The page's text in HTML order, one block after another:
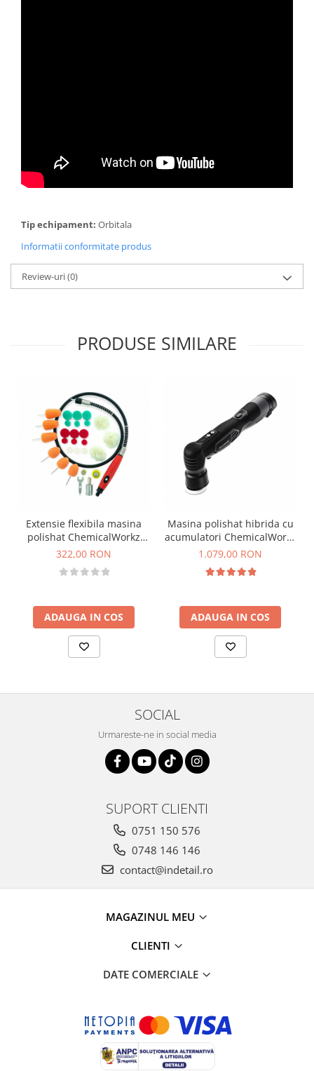
Tip echipament: Orbitala
Informatii conformitate produs
Review-uri(0)
PRODUSE SIMILARE
Extensie flexibila masina
polishat ChemicalWorkz
Mini Polishing System
322,00 RON
ADAUGA IN COS
Masina polishat hibrida cu
acumulatori ChemicalWorkz
EVO Mini Hybrid Orbital
1.079,00 RON
ADAUGA IN COS
SOCIAL
Urmareste-ne in social media
SUPORT CLIENTI
0751 150 576
0748 146 146
contact@indetail.ro
MAGAZINUL MEU
CLIENTI
DATE COMERCIALE